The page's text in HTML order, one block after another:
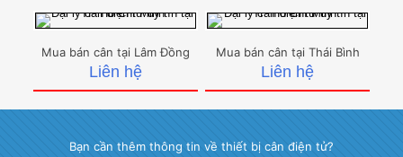
Mua bán cân tại Lâm Đồng
Liên hệ
Mua bán cân tại Thái Bình
Liên hệ
Bạn cần thêm thông tin về thiết bị cân điện tử?